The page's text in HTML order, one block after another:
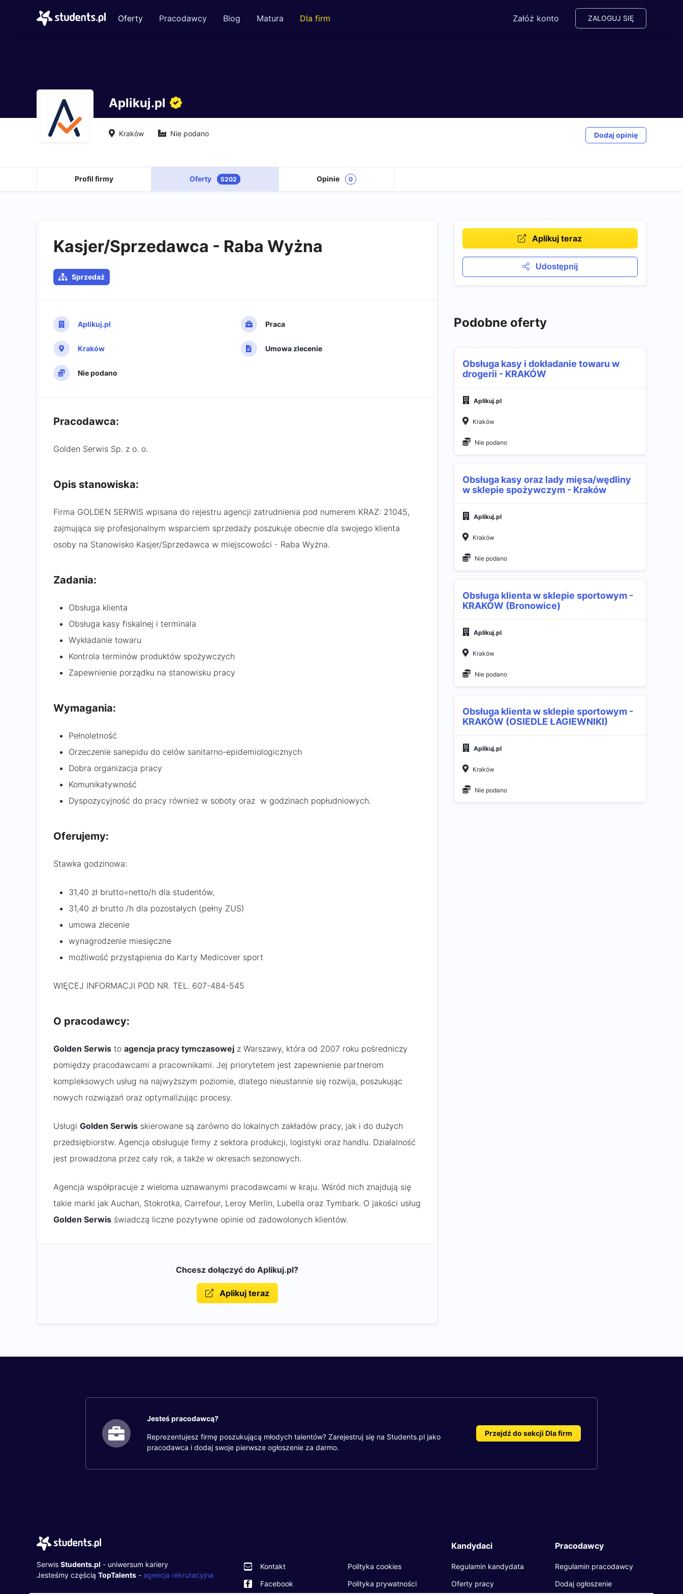
Oferty Pracodawcy Blog Matura Dla firm Załóż konto ZALOGUJ SIĘ
Aplikuj.pl
Kraków Nie podano Dodaj opinię
Profil firmy Oferty 5202 Opinie 0
Kasjer/Sprzedawca - Raba Wyżna
Sprzedaż
Aplikuj.pl
Kraków
Nie podano
Praca
Umowa zlecenie
Pracodawca:
Golden Serwis Sp. z o. o.
Opis stanowiska:
Firma GOLDEN SERWIS wpisana do rejestru agencji zatrudnienia pod numerem KRAZ: 21045,
zajmująca się profesjonalnym wsparciem sprzedaży poszukuje obecnie dla swojego klienta
osoby na Stanowisko Kasjer/Sprzedawca w miejscowości - Raba Wyżna.
Zadania:
Obsługa klienta
Obsługa kasy fiskalnej i terminala
Wykładanie towaru
Kontrola terminów produktów spożywczych
Zapewnienie porządku na stanowisku pracy
Wymagania:
Pełnoletność
Orzeczenie sanepidu do celów sanitarno-epidemiologicznych
Dobra organizacja pracy
Komunikatywność
Dyspozycyjność do pracy również w soboty oraz w godzinach popłudniowych.
Oferujemy:
Stawka godzinowa:
31,40 zł brutto=netto/h dla studentów,
31,40 zł brutto /h dla pozostałych (pełny ZUS)
umowa zlecenie
wynagrodzenie miesięczne
możliwość przystąpienia do Karty Medicover sport
WIĘCEJ INFORMACJI POD NR. TEL. 607-484-545
O pracodawcy:
Golden Serwis to agencja pracy tymczasowej z Warszawy, która od 2007 roku pośredniczy
pomiędzy pracodawcami a pracownikami. Jej priorytetem jest zapewnienie partnerom
kompleksowych usług na najwyższym poziomie, dlatego nieustannie się rozwija, poszukując
nowych rozwiązań oraz optymalizując procesy.
Usługi Golden Serwis skierowane są zarówno do lokalnych zakładów pracy, jak i do dużych
przedsiębiorstw. Agencja obsługuje firmy z sektora produkcji, logistyki oraz handlu. Działalność
jest prowadzona przez cały rok, a także w okresach sezonowych.
Agencja współpracuje z wieloma uznawanymi pracodawcami w kraju. Wśród nich znajdują się
takie marki jak Auchan, Stokrotka, Carrefour, Leroy Merlin, Lubella oraz Tymbark. O jakości usług
Golden Serwis świadczą liczne pozytywne opinie od zadowolonych klientów.
Chcesz dołączyć do Aplikuj.pl?
Aplikuj teraz
Aplikuj teraz
Udostępnij
Podobne oferty
Obsługa kasy i dokładanie towaru w
drogerii - KRAKÓW
Aplikuj.pl
Kraków
Nie podano
Obsługa kasy oraz lady mięsa/wędliny
w sklepie spożywczym - Kraków
Aplikuj.pl
Kraków
Nie podano
Obsługa klienta w sklepie sportowym -
KRAKÓW (Bronowice)
Aplikuj.pl
Kraków
Nie podano
Obsługa klienta w sklepie sportowym -
KRAKÓW (OSIEDLE ŁAGIEWNIKI)​
Aplikuj.pl
Kraków
Nie podano
Jesteś pracodawcą?
Reprezentujesz firmę poszukującą młodych talentów? Zarejestruj się na Students.pl jako
pracodawca i dodaj swoje pierwsze ogłoszenie za darmo.
Przejdź do sekcji Dla firm
Serwis Students.pl - uniwersum kariery
Jesteśmy częścią TopTalents - agencja rekrutacyjna
Kontakt
Facebook
Polityka cookies
Polityka prywatności
Kandydaci
Regulamin kandydata
Oferty pracy
Pracodawcy
Regulamin pracodawcy
Dodaj ogłoszenie